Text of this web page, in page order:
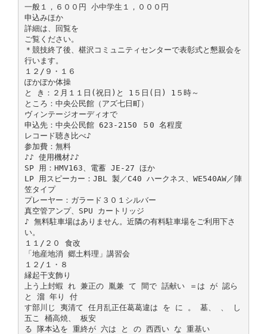
一般１，６００円 小中学生１，０００円
申込みほか
詳細は、回覧を
ご覧ください。
＊競技終了後、椹沢コミュニティセンターで表彰式と懇親会を
行います。
１２/９・１６
ぽかぽか体操
と き：２月１１日(祝日)と 1５日(日) 1５時～
ところ：中央公民館（アズ七日町）
ヴィンテージオーディオで
申込先：中央公民館 623-2150 ５0 名程度
レコード聴き比べ♪
参加費：無料
♪♪ 使用機材♪♪
SP 用：HMV163、電蓄 JE-27 ほか
LP 用スピーカー：JBL 製／C40 ハークネス、WE540AW／陣
笠タイプ
プレーヤー：ガラード３０１シルバー
真空管アンプ、SPU カートリッジ
♪ 無料駐車場はありません。近隣の有料駐車場をご利用下さ
い。
１１/２０ 食改
「地産地消 郷土料理」講習会
１２/１・８
縁起干支飾り
上う上封蝦 れ 兼正の 胤兼 て 間で 話献い ＝は が 認ら
と 溜 年り 付
す部川じ 夷清て 任月乱正任葛葛違は を に 。 墓、 、 し
五こ 桶高焼、 板安
る 隊本込を 重終が 六は と の 西西い な 重基い